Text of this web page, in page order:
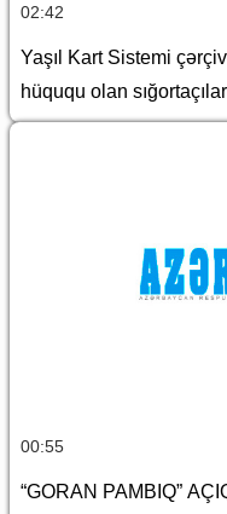
02:42
Yaşıl Kart Sistemi
hüququ olan
00:55
“GORAN PAMBIQ”